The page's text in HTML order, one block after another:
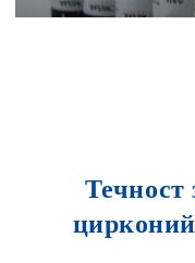
Течност